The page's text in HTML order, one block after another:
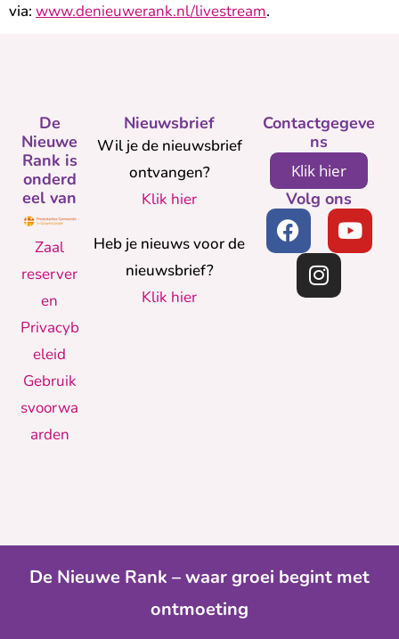
via: www.denieuwerank.nl/livestream.
Nieuwsbrief
Wil je de nieuwsbrief
ontvangen?
Klik hier
Heb je nieuws voor de
nieuwsbrief?
Klik hier
De
Nieuwe
Rank is
onderd
eel van
Zaal
reserver
en
Privacyb
eleid
Gebruik
svoorwa
arden
Contactgegeve
ns
Klik hier
Volg ons
De Nieuwe Rank – waar groei begint met
ontmoeting